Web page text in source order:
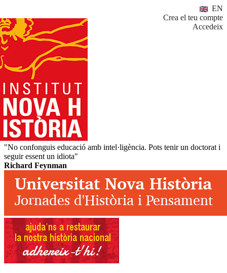
EN
Crea el teu compte
Accedeix
"No confonguis educació amb intel·ligència. Pots tenir un doctorat i
seguir essent un idiota"
Richard Feynman